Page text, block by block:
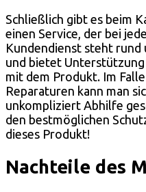
Schließlich gibt es beim
einen Service, der bei
Kundendienst steht rund
und bietet
mit dem Produkt. Im
Reparaturen kann man
unkompliziert Abhilfe
den bestmöglichen
dieses Produkt!
Nachteile des